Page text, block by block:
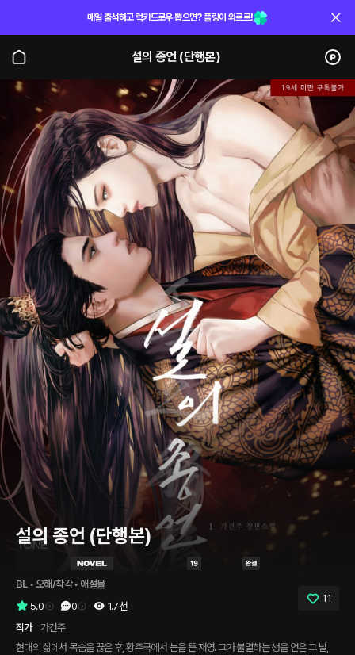
매일 출석하고 럭키드로우 뽑으면? 플링이 와르르!
설의 종언 (단행본)
설의 종언 (단행본)
BL • 오해/착각 • 애절물
5.0
0 1.7천
11
작가
가건주
현대의 삶에서 목숨을 끊은 후, 황주국에서 눈을 뜬 재영. 그가 불멸하는 생을 얻은 그 날,